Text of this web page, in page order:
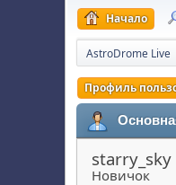
Начало
AstroDrome Live
Профиль
starry_sky
Новичок